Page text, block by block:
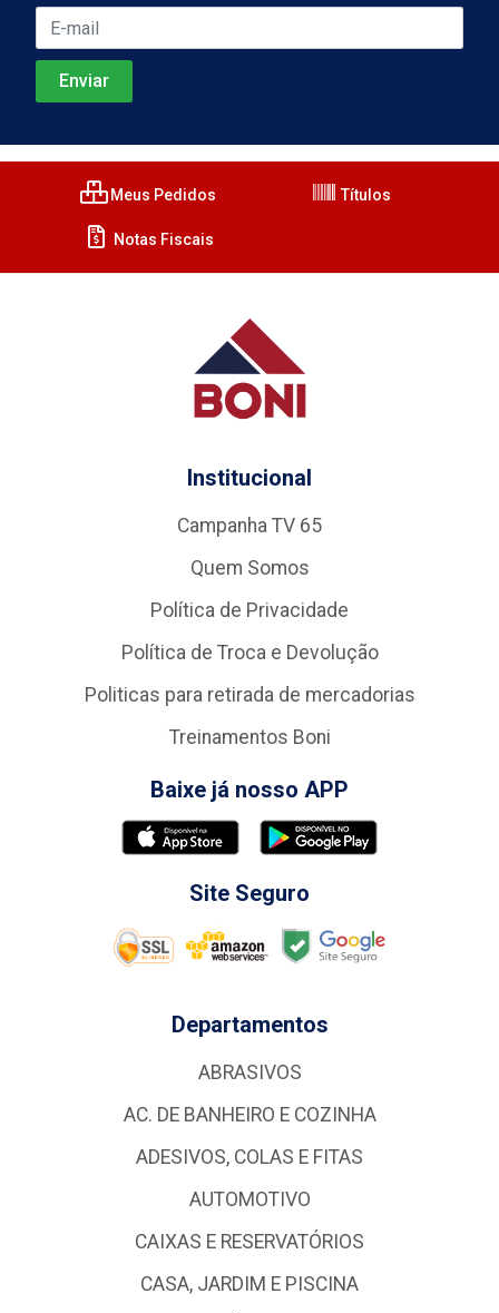
Meus Pedidos Títulos
Notas Fiscais
Institucional
Campanha TV 65
Quem Somos
Política de Privacidade
Política de Troca e Devolução
Politicas para retirada de mercadorias
Treinamentos Boni
Baixe já nosso APP
Site Seguro
Departamentos
ABRASIVOS
AC. DE BANHEIRO E COZINHA
ADESIVOS, COLAS E FITAS
AUTOMOTIVO
CAIXAS E RESERVATÓRIOS
CASA, JARDIM E PISCINA